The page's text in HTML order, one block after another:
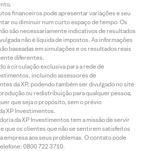
financeiros pode apresentar variações e seu
ou diminuir num curto espaço de tempo. Os
são necessariamente indicativos de resultados
não é líquida de impostos. As informações
baseadas em simulações e os resultados reais
diferentes.
à circulação exclusiva para a rede de
incluindo assessores de
da XP, podendo também ser divulgado no site
ou redistribuição para qualquer pessoa,
que seja o propósito, sem o prévio
XP Investimentos.
da XP Investimentos tem a missão de servir
que os clientes que não se sentirem satisfeitos
empresa aos seus problemas. O contato pode
0800 722 3710.